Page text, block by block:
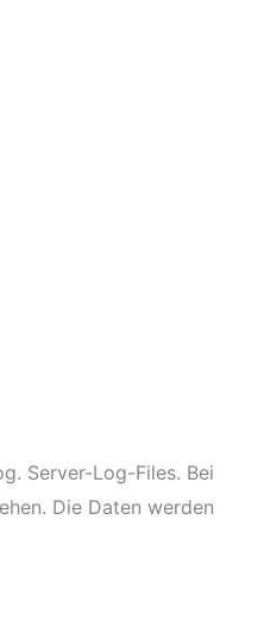
Server-Log-Files. Bei
Die Daten werden